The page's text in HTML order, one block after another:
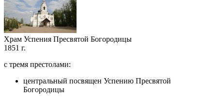
Храм Успения Пресвятой Богородицы
1851 г.
с тремя престолами:
центральный посвящен Успению Пресвятой
Богородицы